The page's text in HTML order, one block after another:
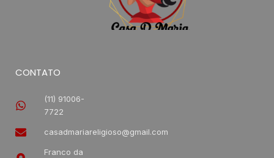
CONTATO
(11) 91006-
7722
casadmariareligioso@gmail.com
Franco da